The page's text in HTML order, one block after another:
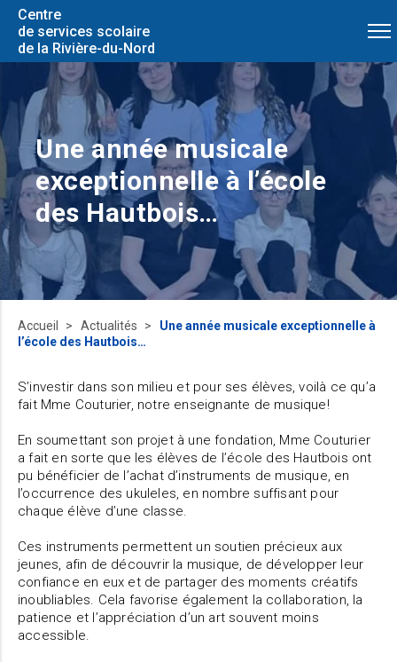
Centre
de services scolaire
de la Rivière-du-Nord
Une année musicale
exceptionnelle à l’école
des Hautbois…
Accueil Actualités
Une année musicale exceptionnelle à
l’école des Hautbois…
S’investir dans son milieu et pour ses élèves, voilà ce qu’a
fait Mme Couturier, notre enseignante de musique!
En soumettant son projet à une fondation, Mme Couturier
a fait en sorte que les élèves de l’école des Hautbois ont
pu bénéficier de l’achat d’instruments de musique, en
l’occurrence des ukuleles, en nombre suffisant pour
chaque élève d’une classe.
Ces instruments permettent un soutien précieux aux
jeunes, afin de découvrir la musique, de développer leur
confiance en eux et de partager des moments créatifs
inoubliables. Cela favorise également la collaboration, la
patience et l’appréciation d’un art souvent moins
accessible.